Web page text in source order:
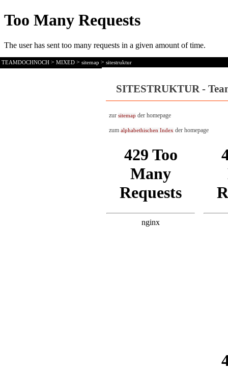
TEAMDOCHNOCH > MIXED > sitemap > sitestruktur
SITESTRUKTUR -
zur sitemap der homepage
zum alphabethischen Indexder homepage